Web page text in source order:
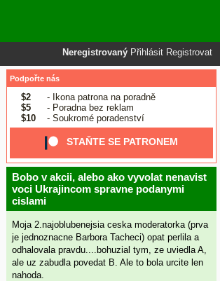
Neregistrovaný Přihlásit Registrovat
Podpořte nás
$2
- Ikona patrona na poradně
$5
- Poradna bez reklam
$10
- Soukromé poradenství
STAŇTE SE PATRONEM
Bobo v akcii, alebo ako vyvolat nenavist
voci Ukrajincom spravne podanymi
cislami
Moja 2.najoblubenejsia ceska moderatorka (prva
je jednoznacne Barbora Tacheci) opat perlila a
odhalovala pravdu....bohuzial tym, ze uviedla A,
ale uz zabudla povedat B. Ale to bola urcite len
nahoda.